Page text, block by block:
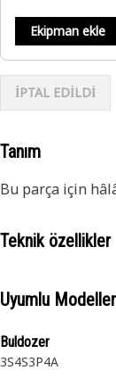
Ekipman ekle
İPTAL EDİLDİ
Tanım
Bu parça için
Teknik özellikler
Uyumlu Modeller
Buldozer
3S4S3P4A